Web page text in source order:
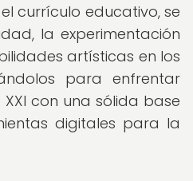
currículo educativo, se
la experimentación
artísticas en los
para enfrentar
con una sólida base
digitales para la